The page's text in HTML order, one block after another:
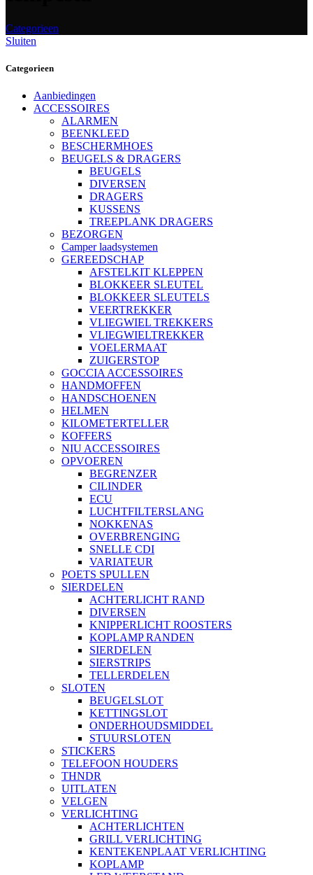
Categorieen
Sluiten
Categorieen
Aanbiedingen
ACCESSOIRES
ALARMEN
BEENKLEED
BESCHERMHOES
BEUGELS & DRAGERS
BEUGELS
DIVERSEN
DRAGERS
KUSSENS
TREEPLANK DRAGERS
BEZORGEN
Camper laadsystemen
GEREEDSCHAP
AFSTELKIT KLEPPEN
BLOKKEER SLEUTEL
BLOKKEER SLEUTELS
VEERTREKKER
VLIEGWIEL TREKKERS
VLIEGWIELTREKKER
VOELERMAAT
ZUIGERSTOP
GOCCIA ACCESSOIRES
HANDMOFFEN
HANDSCHOENEN
HELMEN
KILOMETERTELLER
KOFFERS
NIU ACCESSOIRES
OPVOEREN
BEGRENZER
CILINDER
ECU
LUCHTFILTERSLANG
NOKKENAS
OVERBRENGING
SNELLE CDI
VARIATEUR
POETS SPULLEN
SIERDELEN
ACHTERLICHT RAND
DIVERSEN
KNIPPERLICHT ROOSTERS
KOPLAMP RANDEN
SIERDELEN
SIERSTRIPS
TELLERDELEN
SLOTEN
BEUGELSLOT
KETTINGSLOT
ONDERHOUDSMIDDEL
STUURSLOTEN
STICKERS
TELEFOON HOUDERS
THNDR
UITLATEN
VELGEN
VERLICHTING
ACHTERLICHTEN
GRILL VERLICHTING
KENTEKENPLAAT VERLICHTING
KOPLAMP